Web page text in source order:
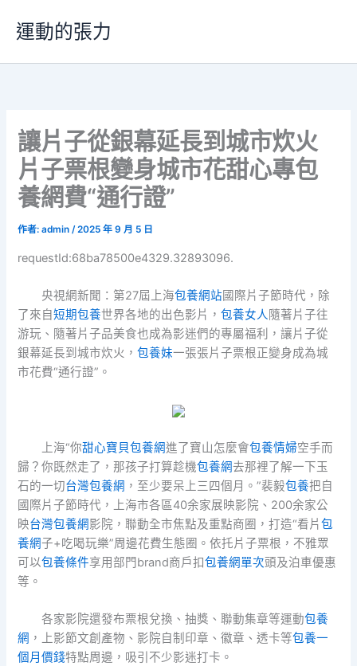
要
運動的張力
讓片子從銀幕延長到城市炊火
片子票根變身城市花甜心專包
養網費“通行證”
作者:admin/2025 年 9 月 5 日
requestId:68ba78500e4329.32893096.
央視網新聞：第27屆上海包養網站國際片子節時代，除
了來自短期包養世界各地的出色影片，包養女人隨著片子往
游玩、隨著片子品美食也成為影迷們的專屬福利，讓片子從
銀幕延長到城市炊火，包養妹一張張片子票根正變身成為城
市花費“通行證”。
上海“你甜心寶貝包養網進了寶山怎麼會包養情婦空手而
歸？你既然走了，那孩子打算趁機包養網去那裡了解一下玉
石的一切台灣包養網 ，至少要呆上三四個月。”裴毅包養把自
國際片子節時代，上海市各區40余家展映影院、200余家公
映台灣包養網影院，聯動全市焦點及重點商圈，打造“看片包
養網子+吃喝玩樂”周邊花費生態圈。依托片子票根，不雅眾
可以包養條件享用部門brand商戶扣包養網單次頭及泊車優惠
等。
各家影院還發布票根兌換、抽獎、聯動集章等運動包養
網 ，上影節文創產物、影院自制印章、徽章、透卡等包養一
個月價錢特點周邊，吸引不少影迷打卡。